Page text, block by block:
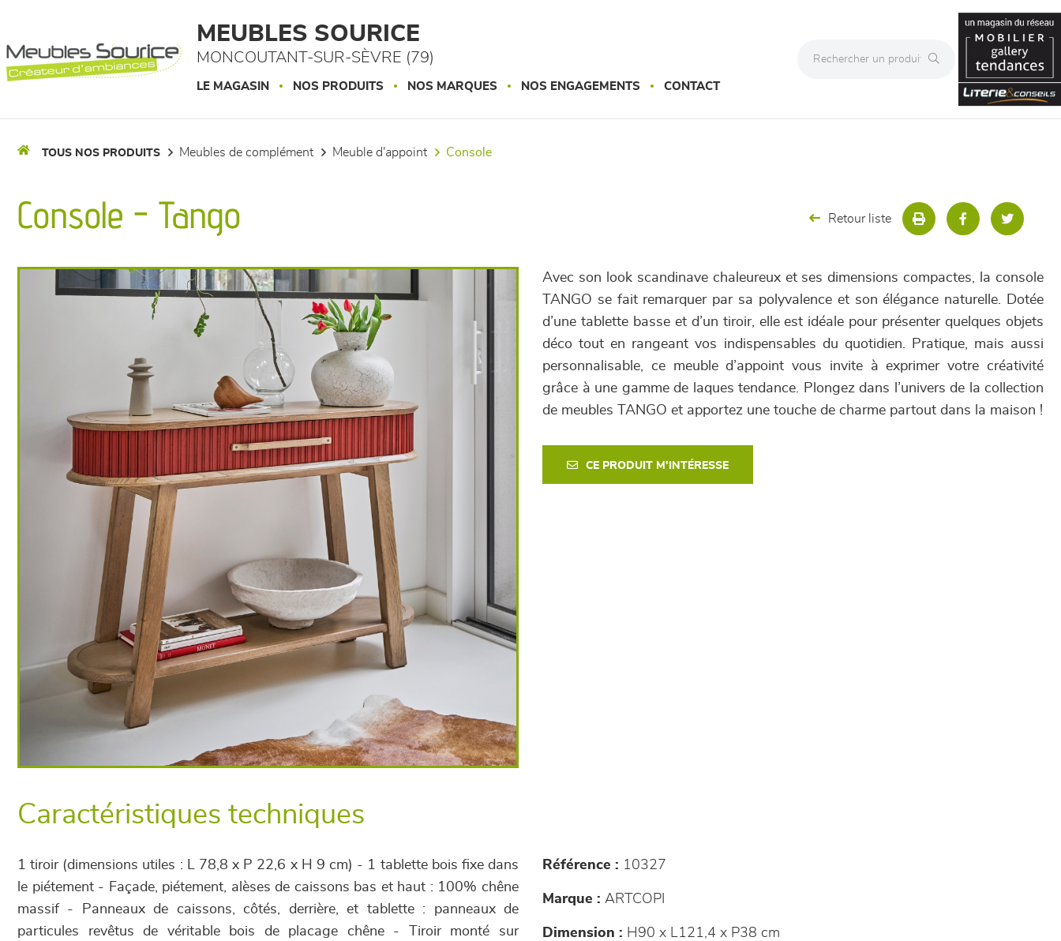
MEUBLES SOURICE
MONCOUTANT-SUR-SÈVRE (79)
LE MAGASIN NOS PRODUITS NOS MARQUES NOS ENGAGEMENTS CONTACT
TOUS NOS PRODUITS meubles de complément meuble d'appoint console
Console - Tango Retour liste
Avec son look scandinave chaleureux et ses dimensions compactes, la console
TANGO se fait remarquer par sa polyvalence et son élégance naturelle. Dotée
d’une tablette basse et d’un tiroir, elle est idéale pour présenter quelques objets
déco tout en rangeant vos indispensables du quotidien. Pratique, mais aussi
personnalisable, ce meuble d’appoint vous invite à exprimer votre créativité
grâce à une gamme de laques tendance. Plongez dans l’univers de la collection
de meubles TANGO et apportez une touche de charme partout dans la maison !
CE PRODUIT M'INTÉRESSE
Caractéristiques techniques
1 tiroir (dimensions utiles : L 78,8 x P 22,6 x H 9 cm) - 1 tablette bois fixe dans
le piétement - Façade, piétement, alèses de caissons bas et haut : 100% chêne
massif - Panneaux de caissons, côtés, derrière, et tablette : panneaux de
particules revêtus de véritable bois de placage chêne - Tiroir monté sur
Référence : 10327
Marque : ARTCOPI
Dimension : H90 x L121,4 x P38 cm